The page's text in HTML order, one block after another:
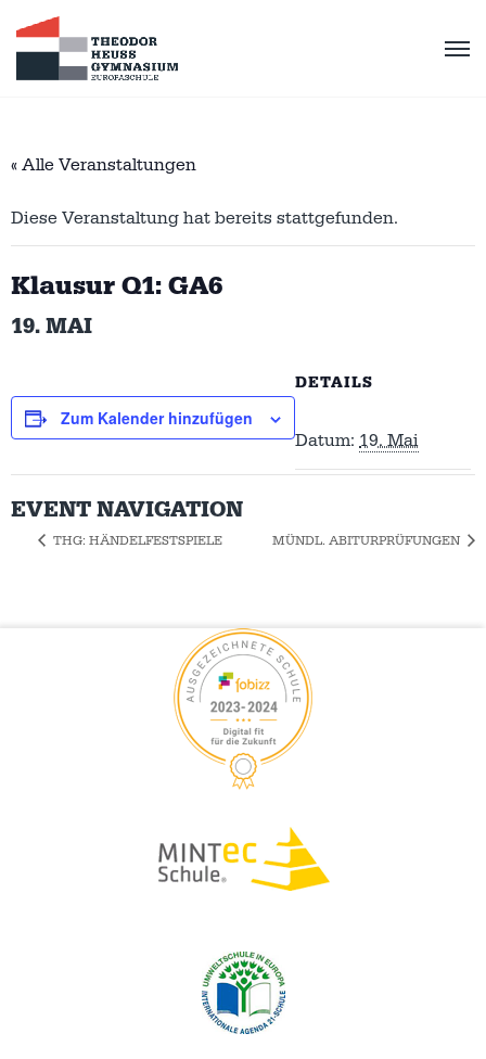
« Alle Veranstaltungen
Diese Veranstaltung hat bereits stattgefunden.
Klausur Q1: GA6
19. MAI
Zum Kalender hinzufügen
DETAILS
Datum: 19. Mai
EVENT NAVIGATION
THG: HÄNDELFESTSPIELE MÜNDL. ABITURPRÜFUNGEN